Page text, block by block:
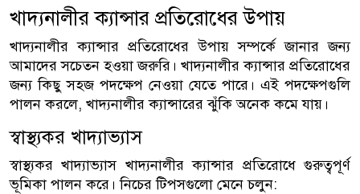
খাদ্যনালীর ক্যান্সার প্রতিরোধের উপায়
খাদ্যনালীর ক্যান্সার প্রতিরোধের উপায় সম্পর্কে জানার জন্য
আমাদের সচেতন হওয়া জরুরি। খাদ্যনালীর ক্যান্সার প্রতিরোধের
জন্য কিছু সহজ পদক্ষেপ নেওয়া যেতে পারে। এই পদক্ষেপগুলি
পালন করলে, খাদ্যনালীর ক্যান্সারের ঝুঁকি অনেক কমে যায়।
স্বাস্থ্যকর খাদ্যাভ্যাস
স্বাস্থ্যকর খাদ্যাভ্যাস খাদ্যনালীর ক্যান্সার প্রতিরোধে গুরুত্বপূর্ণ
ভূমিকা পালন করে। নিচের টিপসগুলো মেনে চলুন: